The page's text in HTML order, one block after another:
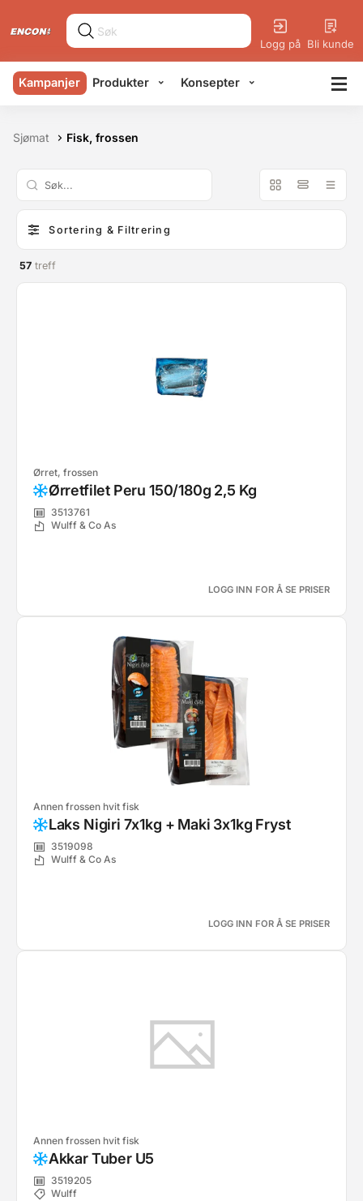
Logg på Bli kunde
Kampanjer Produkter Konsepter
Sjømat Fisk, frossen
Sortering & Filtrering
57 treff
Ørret, frossen
Ørretfilet Peru 150/180g 2,5 Kg
3513761
Wulff & Co As
LOGG INN FOR Å SE PRISER
Annen frossen hvit fisk
Laks Nigiri 7x1kg + Maki 3x1kg Fryst
3519098
Wulff & Co As
LOGG INN FOR Å SE PRISER
Annen frossen hvit fisk
Akkar Tuber U5
3519205
Wulff